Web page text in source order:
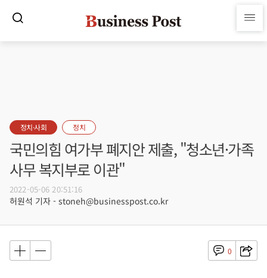
정치·사회 정치
국민의힘 여가부 폐지안 제출, "청소년·가족
사무 복지부로 이관"
2022-05-06 20:51:16
허원석 기자 - stoneh@businesspost.co.kr
0